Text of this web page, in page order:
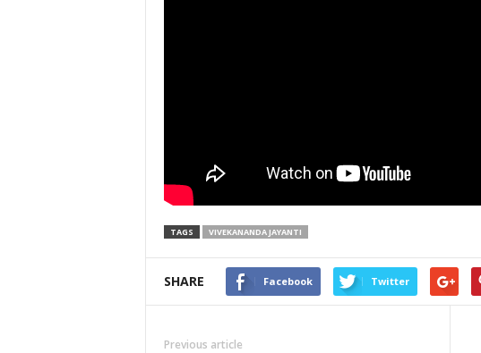
TAGS VIVEKANANDA JAYANTI
SHARE Facebook Twitter
Previous article